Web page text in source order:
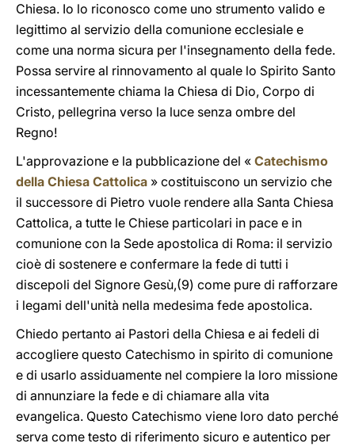
Chiesa. Io lo riconosco come uno strumento valido e
legittimo al servizio della comunione ecclesiale e
come una norma sicura per l'insegnamento della fede.
Possa servire al rinnovamento al quale lo Spirito Santo
incessantemente chiama la Chiesa di Dio, Corpo di
Cristo, pellegrina verso la luce senza ombre del
Regno!
L'approvazione e la pubblicazione del « Catechismo
della Chiesa Cattolica » costituiscono un servizio che
il successore di Pietro vuole rendere alla Santa Chiesa
Cattolica, a tutte le Chiese particolari in pace e in
comunione con la Sede apostolica di Roma: il servizio
cioè di sostenere e confermare la fede di tutti i
discepoli del Signore Gesù,(9) come pure di rafforzare
i legami dell'unità nella medesima fede apostolica.
Chiedo pertanto ai Pastori della Chiesa e ai fedeli di
accogliere questo Catechismo in spirito di comunione
e di usarlo assiduamente nel compiere la loro missione
di annunziare la fede e di chiamare alla vita
evangelica. Questo Catechismo viene loro dato perché
serva come testo di riferimento sicuro e autentico per